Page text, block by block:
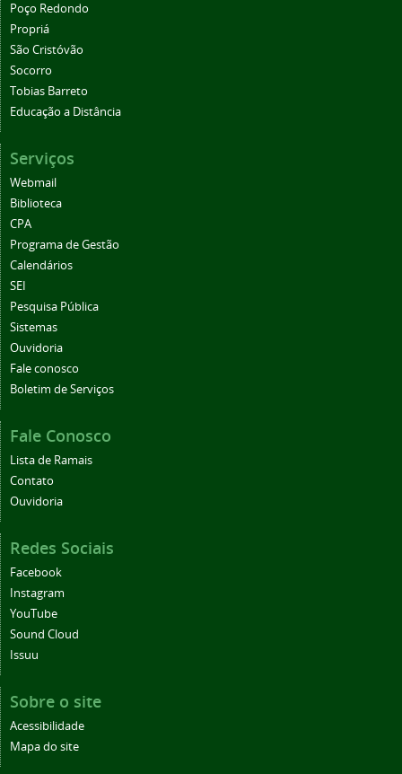
Poço Redondo
Propriá
São Cristóvão
Socorro
Tobias Barreto
Educação a Distância
Serviços
Webmail
Biblioteca
CPA
Programa de Gestão
Calendários
SEI
Pesquisa Pública
Sistemas
Ouvidoria
Fale conosco
Boletim de Serviços
Fale Conosco
Lista de Ramais
Contato
Ouvidoria
Redes Sociais
Facebook
Instagram
YouTube
Sound Cloud
Issuu
Sobre o site
Acessibilidade
Mapa do site